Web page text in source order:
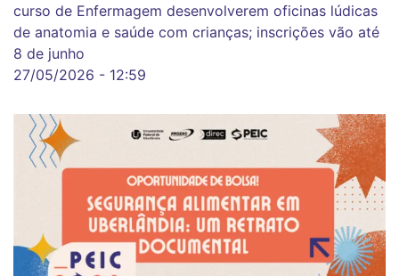
curso de Enfermagem desenvolverem oficinas lúdicas
de anatomia e saúde com crianças; inscrições vão até
8 de junho
27/05/2026 - 12:59